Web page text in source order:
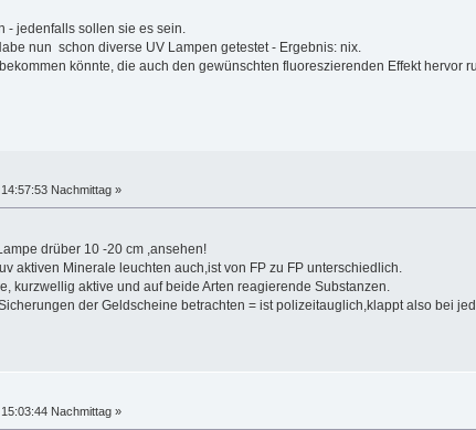
jedenfalls sollen sie es sein.
nun schon diverse UV Lampen getestet - Ergebnis: nix.
könnte, die auch den gewünschten fluoreszierenden Effekt hervor
Nachmittag »
drüber 10 -20 cm ,ansehen!
aktiven Minerale leuchten auch,ist von FP zu FP unterschiedlich.
kurzwellig aktive und auf beide Arten reagierende Substanzen.
der Geldscheine betrachten = ist polizeitauglich,klappt also bei
Nachmittag »